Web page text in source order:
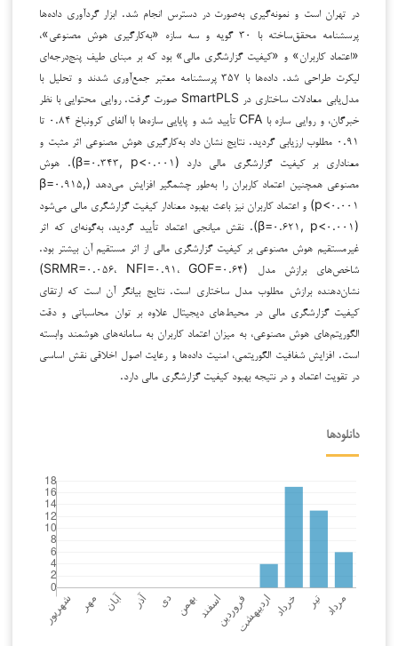
در تهران است و نمونه‌گیری به‌صورت در دسترس انجام شد. ابزار گردآوری داده‌ها
پرسشنامه محقق‌ساخته با ۳۰ گویه و سه سازه «به‌کارگیری هوش مصنوعی»،
«اعتماد کاربران» و «کیفیت گزارشگری مالی» بود که بر مبنای طیف پنج‌درجه‌ای
لیکرت طراحی شد. داده‌ها با ۳۵۷ پرسشنامه معتبر جمع‌آوری شدند و تحلیل با
مدل‌یابی معادلات ساختاری در SmartPLS صورت گرفت. روایی محتوایی با نظر
خبرگان، و روایی سازه با CFA تأیید شد و پایایی سازه‌ها با آلفای کرونباخ ۰.۸۴ تا
۰.۹۱ مطلوب ارزیابی گردید. نتایج نشان داد به‌کارگیری هوش مصنوعی اثر مثبت و
معناداری بر کیفیت گزارشگری مالی دارد (β=۰.۳۴۳, p<۰.۰۰۱). هوش
مصنوعی همچنین اعتماد کاربران را به‌طور چشمگیر افزایش می‌دهد (β=۰.۹۱۵,
p<۰.۰۰۱) و اعتماد کاربران نیز باعث بهبود معنادار کیفیت گزارشگری مالی می‌شود
(β=۰.۶۲۱, p<۰.۰۰۱). نقش میانجی اعتماد تأیید گردید، به‌گونه‌ای که اثر
غیرمستقیم هوش مصنوعی بر کیفیت گزارشگری مالی از اثر مستقیم آن بیشتر بود.
شاخص‌های برازش مدل (SRMR=۰.۰۵۶، NFI=۰.۹۱، GOF=۰.۶۴)
نشان‌دهنده برازش مطلوب مدل ساختاری است. نتایج بیانگر آن است که ارتقای
کیفیت گزارشگری مالی در محیط‌های دیجیتال علاوه بر توان محاسباتی و دقت
الگوریتم‌های هوش مصنوعی، به میزان اعتماد کاربران به سامانه‌های هوشمند وابسته
است. افزایش شفافیت الگوریتمی، امنیت داده‌ها و رعایت اصول اخلاقی نقش اساسی
در تقویت اعتماد و در نتیجه بهبود کیفیت گزارشگری مالی دارد.
دانلودها